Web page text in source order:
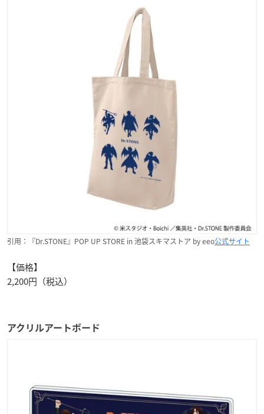
引用：『Dr.STONE』POP UP STORE in 池袋スキマストア by eeo公式サイト
【価格】
2,200円（税込）
アクリルアートボード